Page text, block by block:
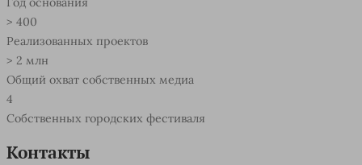
> 400
Реализованных проектов
> 2 млн
Общий охват собственных медиа
4
Собственных городских фестиваля
Контакты